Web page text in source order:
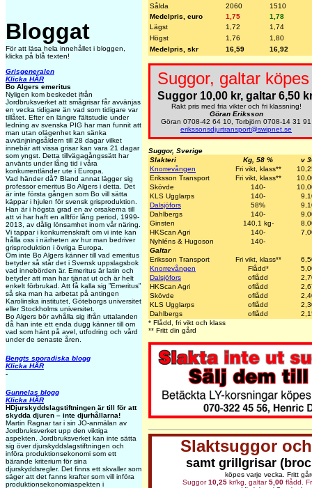
Bloggat
För att läsa hela innehållet i bloggen,
klicka på blå texten!
Grisgeneralen
Klicka HÄR
Bo Algers emeritus
Nyligen kom beskedet ifrån
Jordbruksverket att smågrisar får avvänjas
en vecka tidigare än vad som tidigare var
tillåtet. Efter en längre fältstudie under
ledning av svenska PIG har man funnit att
man utan olägenhet kan sänka
avvänjningsåldern till 28 dagar vilket
innebär att vissa grisar kan vara 21 dagar
som yngst. Detta tillvägagångssätt har
använts under lång tid i våra
konkurrentländer ute i Europa.
Vad händer då? Bland annat lägger sig
professor emeritus Bo Algers i detta. Det
är inte första gången som Bo vill sätta
käppar i hjulen för svensk grisproduktion.
Han är i högsta grad en av orsakerna till
att vi har haft en alltför lång period, 1999-
2013, av dålig lönsamhet inom vår näring.
Vi tappar i konkurrenskraft om vi inte kan
hålla oss i närheten av hur man bedriver
grisproduktion i övriga Europa.
Om inte Bo Algers känner till vad emeritus
betyder så står det i Svensk uppslagsbok
vad innebörden är. Emeritus är latin och
betyder att man har tjänat ut och är helt
enkelt förbrukad. Att få kalla sig ”Emeritus”
så ska man ha arbetat på antingen
Karolinska institutet, Göteborgs universitet
eller Stockholms universitet.
Bo Algers bör avhålla sig ifrån uttalanden
då han inte ett enda dugg känner till om
vad som hänt på avel, utfodring och vård
under de senaste åren.
Bengts sporadiska blogg
Klicka HÄR
-
Gunnelas blogg
Klicka HÄR
HDjurskyddslagstiftningen är till för att
skydda djuren – inte djurhållarna!
Martin Ragnar tar i sin JO-anmälan av
Jordbruksverket upp den viktiga
aspekten. Jordbruksverket kan inte sätta
sig över djurskyddslagstiftningen och
införa produktionsekonomi som ett
bärande kriterium för sina
djurskyddsregler. Det finns ett skvaller som
säger att det fanns krafter som vill införa
produktionsekonomiaspekten i
Sålda
2060
1510
Medelpris, euro
1,75
1,78
Lägst
1,72
1,74
Högst
1,76
1,80
Medelpris, skr
16,59 16,92
Suggor, galtar
Suggor 10,00 kr, galtar 6,50
Rakt pris med fria vikter och fri klassning!
Göran Eriksson
Göran 0708-42 64 10, Torbjörn 0708-14 31 91
erikssonsdjurtransport@swipnet.se
Suggor, Sverige
Slakteri
Kg, 58 %
v
Knorrevången
Fri vikt, klass**
Eriksson Transport
Fri vikt, klass**
Skövde
140-
KLS Ugglarps
140-
Dalsjöfors
58%
Dahlbergs
140-
Ginsten
140,1 kg-
HKScan Agri
140-
Nyhléns & Hugoson
140-
Galtar
Eriksson Transport
Fri vikt, klass**
Knorrevången
Flådd*
Dalsjöfors
oflådd
HKScan Agri
oflådd
Skövde
oflådd
KLS Ugglarps
oflådd
Dahlbergs
oflådd
* Flådd, fri vikt och klass
** Fritt din gård
Slaktsuggor
samt grillgrisar
köpes varje vecka. Fritt
Suggor10,25 kr/kg, galtar5,00 flådd.